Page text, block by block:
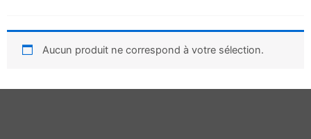
Aucun produit ne correspond à votre sélection.